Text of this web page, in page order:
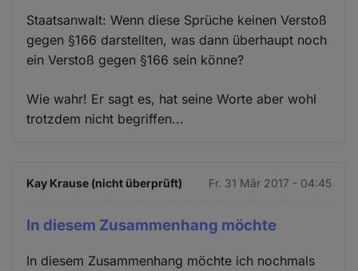
Staatsanwalt: Wenn diese Sprüche keinen Verstoß
gegen §166 darstellten, was dann überhaupt noch
ein Verstoß gegen §166 sein könne?
Wie wahr! Er sagt es, hat seine Worte aber wohl
trotzdem nicht begriffen...
Kay Krause (nicht überprüft) Fr. 31 Mär 2017 - 04:45
In diesem Zusammenhang möchte
In diesem Zusammenhang möchte ich nochmals